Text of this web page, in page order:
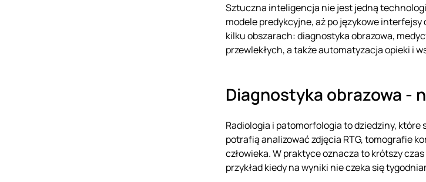
Sztuczna inteligencja nie jest jedną
modele predykcyjne, aż po językowe
kilku obszarach: diagnostyka obrazowa,
przewlekłych, a także automatyzacja opieki i
Diagnostyka obrazowa -
Radiologia i patomorfologia to dziedziny, które
potrafią analizować zdjęcia RTG, tomografie
człowieka. W praktyce oznacza to krótszy
przykład kiedy na wyniki nie czeka się